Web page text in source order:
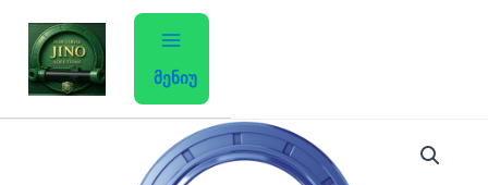
content
მენიუ